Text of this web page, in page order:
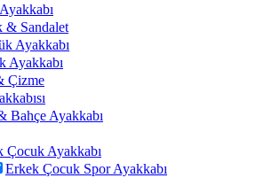
& Sandalet
Ayakkabı
Ayakkabı
Çizme
Bahçe Ayakkabı
Çocuk Ayakkabı
Erkek Çocuk Spor Ayakkabı